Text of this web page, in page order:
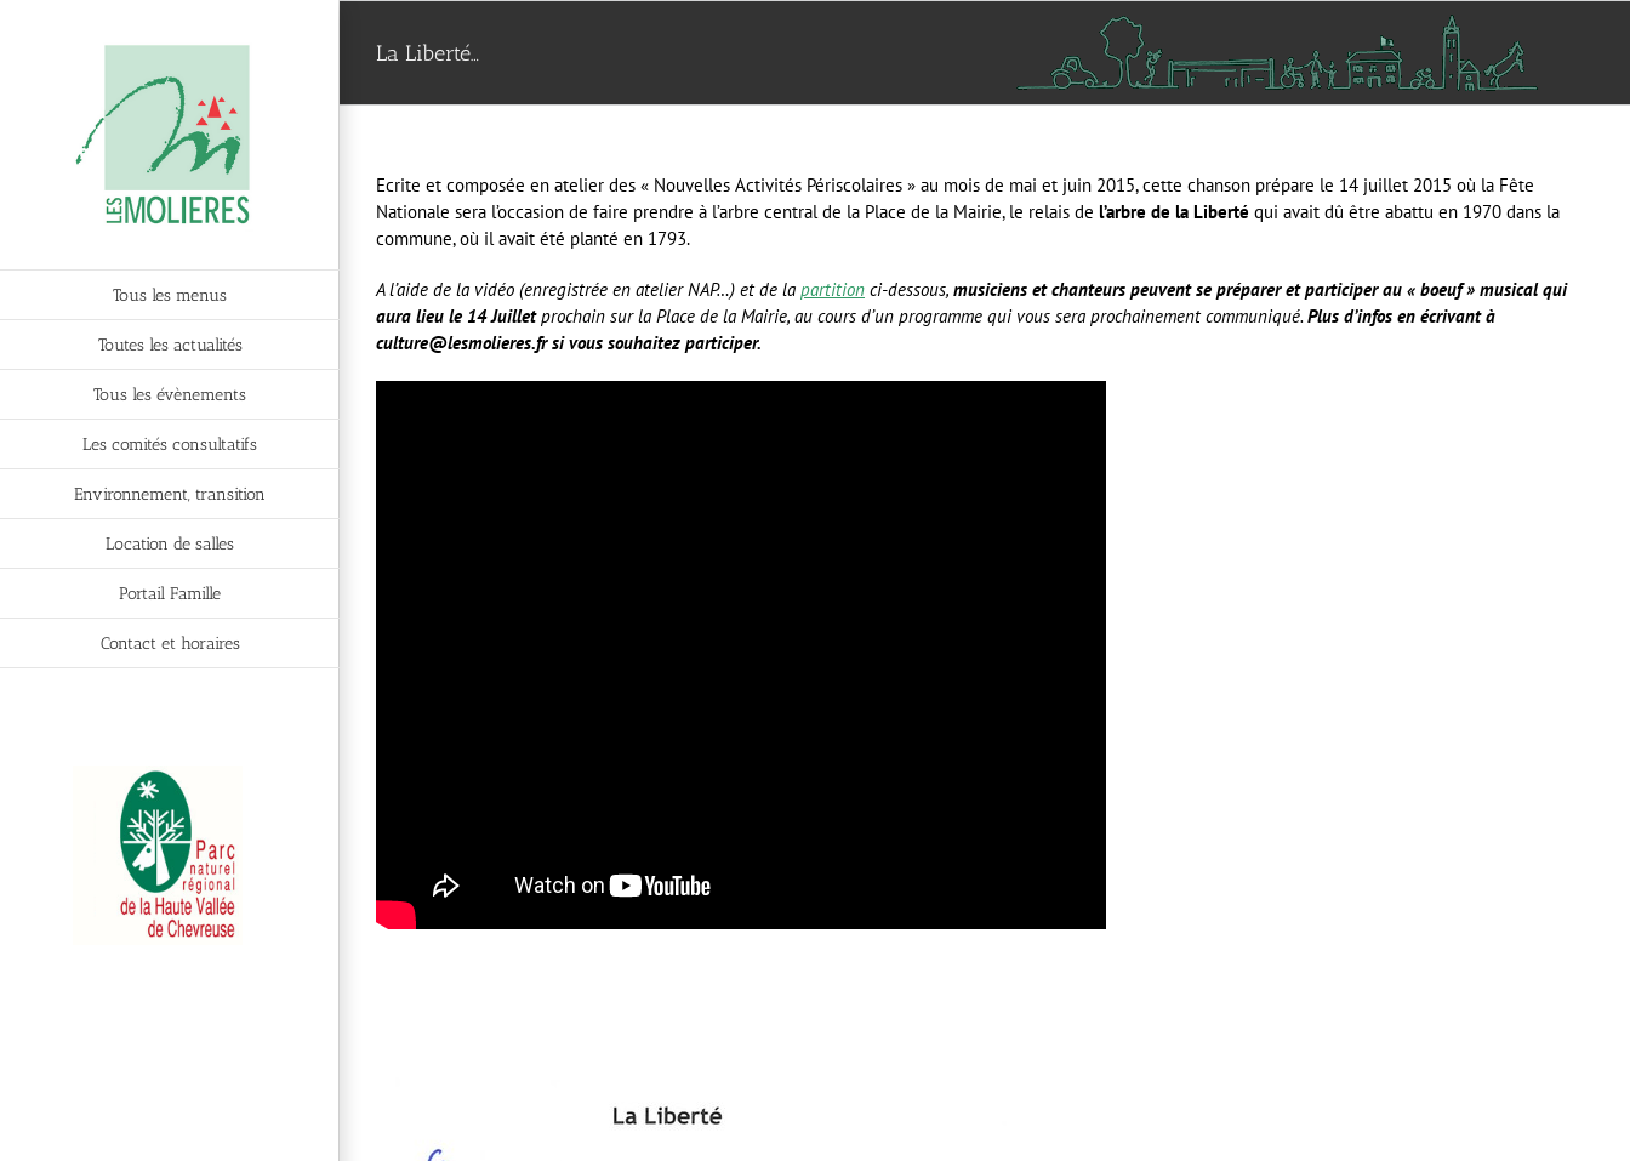
Tous les menus
Toutes les actualités
Tous les évènements
Les comités consultatifs
Environnement, transition
Location de salles
Portail Famille
Contact et horaires
La Liberté…
Ecrite et composée en atelier des « Nouvelles Activités Périscolaires » au mois de mai et juin 2015, cette chanson prépare le 14 juillet 2015 où la Fête
Nationale sera l’occasion de faire prendre à l’arbre central de la Place de la Mairie, le relais de l’arbre de la Liberté qui avait dû être abattu en 1970 dans la
commune, où il avait été planté en 1793.
A l’aide de la vidéo (enregistrée en atelier NAP…) et de la partition ci-dessous, musiciens et chanteurs peuvent se préparer et participer au « boeuf » musical qui
aura lieu le 14 Juilletprochain sur la Place de la Mairie, au cours d’un programme qui vous sera prochainement communiqué.Plus d’infos en écrivant à
culture@lesmolieres.fr si vous souhaitez participer.